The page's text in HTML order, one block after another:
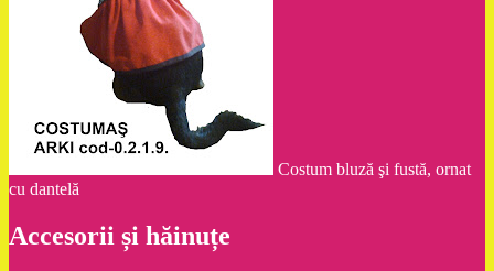
Costum bluză şi fustă, ornat
cu dantelă
Accesorii și hăinuțe